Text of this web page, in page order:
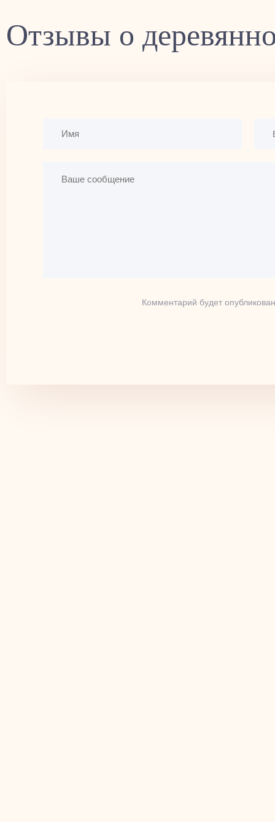
Отзывы о
Комментарий будет